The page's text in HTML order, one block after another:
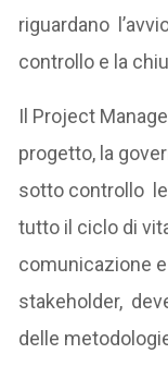
riguardano
controllo e la
Il Project
progetto, la
sotto controllo
tutto il ciclo di
comunicazione
stakeholder,
delle